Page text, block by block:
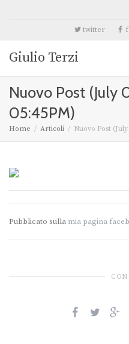
twitter
Giulio Terzi
Nuovo Post (July
05:45PM)
Home Articoli Nuovo Post (July
Pubblicato sulla mia pagina